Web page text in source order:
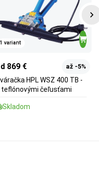
1 variant
869 € až -5%
HPL WSZ 400 TB -
teflónovými čeľusťami
Skladom